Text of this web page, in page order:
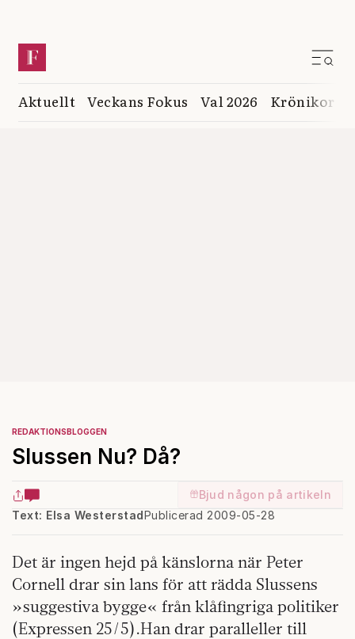
Aktuellt Veckans Fokus Val 2026 Krönikor
REDAKTIONSBLOGGEN
Slussen Nu? Då?
Bjud någon på artikeln
Text: Elsa WesterstadPublicerad 2009-05-28
Det är ingen hejd på känslorna när Peter
Cornell drar sin lans för att rädda Slussens
»suggestiva bygge« från klåfingriga politiker
(Expressen 25/5).Han drar paralleller till